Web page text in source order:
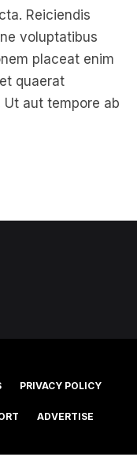
Reiciendis
voluptatibus
placeat enim
quaerat
aut tempore ab
PRIVACY POLICY
ADVERTISE